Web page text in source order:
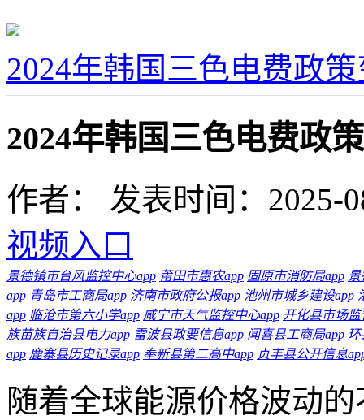
2024年韩国三色电费政
2024年韩国三色电费政
作者：
发表时间：2025-
视频入口
景德镇市台风监控中心app 莆田市惠农app 固原市消防局app 景
app 青岛市工商局app 济南市政府公报app 池州市城乡建设app
app 临沧市第六小学app 咸宁市天气监控中心app 开化县市场监
族苗族自治县电力app 雷波县政要信息app 闻喜县工商局app 环
app 鹿寨县历史记录app 奉新县第二高中app 贞丰县公开信息
随着全球能源价格波动